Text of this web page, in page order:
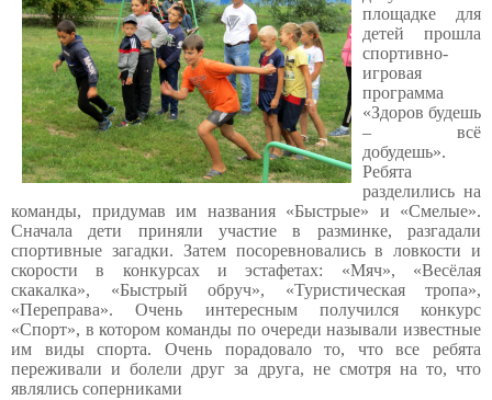
площадке для
детей прошла
спортивно-
игровая
программа
«Здоров будешь
– всё
добудешь».
Ребята
разделились на
команды, придумав им названия «Быстрые» и «Смелые».
Сначала дети приняли участие в разминке, разгадали
спортивные загадки. Затем посоревновались в ловкости и
скорости в конкурсах и эстафетах: «Мяч», «Весёлая
скакалка», «Быстрый обруч», «Туристическая тропа»,
«Переправа». Очень интересным получился конкурс
«Спорт», в котором команды по очереди называли известные
им виды спорта. Очень порадовало то, что все ребята
переживали и болели друг за друга, не смотря на то, что
являлись соперниками